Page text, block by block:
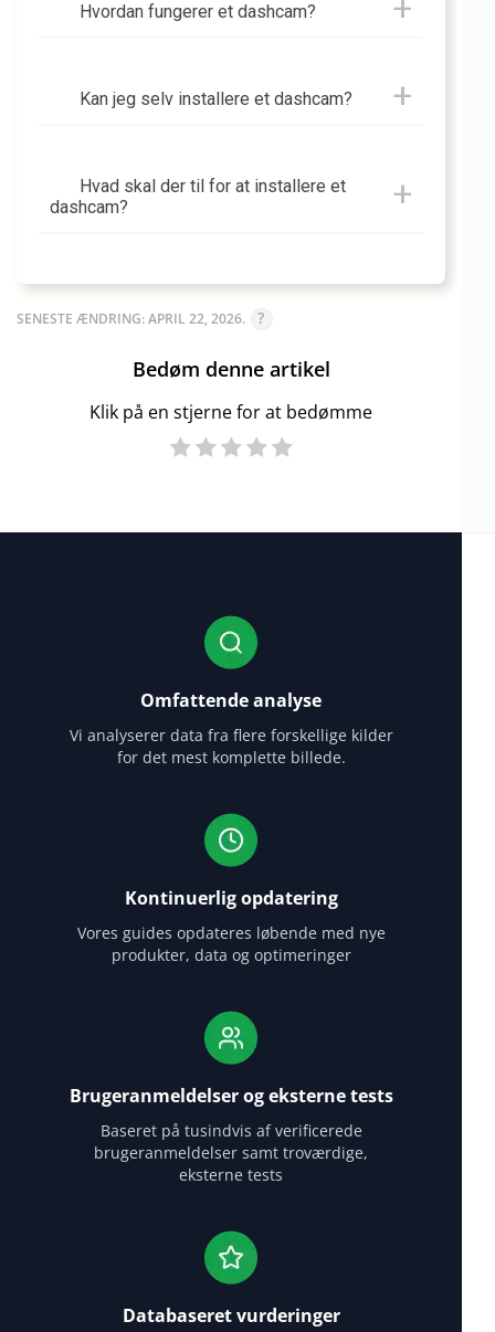
Hvordan fungerer et dashcam?
Kan jeg selv installere et dashcam?
Hvad skal der til for at installere et
dashcam?
SENESTE ÆNDRING: APRIL 22, 2026.
Bedøm denne artikel
Klik på en stjerne for at bedømme
Omfattende analyse
Vi analyserer data fra flere forskellige kilder
for det mest komplette billede.
Kontinuerlig opdatering
Vores guides opdateres løbende med nye
produkter, data og optimeringer
Brugeranmeldelser og eksterne tests
Baseret på tusindvis af verificerede
brugeranmeldelser samt troværdige,
eksterne tests
Databaseret vurderinger